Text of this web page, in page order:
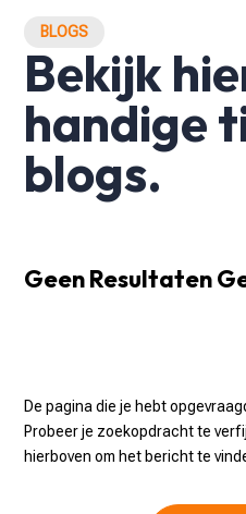
BLOGS
Bekijk
handige
blogs.
Geen Resultaten
De pagina die je hebt
Probeer je zoekopdracht te
hierboven om het bericht te